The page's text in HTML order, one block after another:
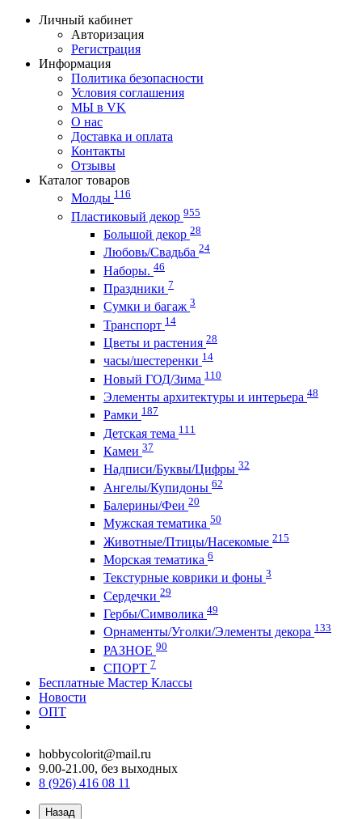
Личный кабинет
Авторизация
Регистрация
Информация
Политика безопасности
Условия соглашения
МЫ в VK
О нас
Доставка и оплата
Контакты
Отзывы
Каталог товаров
Молды 116
Пластиковый декор 955
Большой декор 28
Любовь/Cвадьба 24
Наборы. 46
Праздники 7
Сумки и багаж 3
Транспорт 14
Цветы и растения 28
часы/шестеренки 14
Новый ГОД/Зима 110
Элементы архитектуры и интерьера 48
Рамки 187
Детская тема 111
Камеи 37
Надписи/Буквы/Цифры 32
Ангелы/Купидоны 62
Балерины/Феи 20
Мужская тематика 50
Животные/Птицы/Насекомые 215
Морская тематика 6
Текстурные коврики и фоны 3
Сердечки 29
Гербы/Символика 49
Орнаменты/Уголки/Элементы декора 133
РАЗНОЕ 90
СПОРТ 7
Бесплатные Мастер Классы
Новости
ОПТ
hobbycolorit@mail.ru
9.00-21.00, без выходных
8 (926) 416 08 11
Назад